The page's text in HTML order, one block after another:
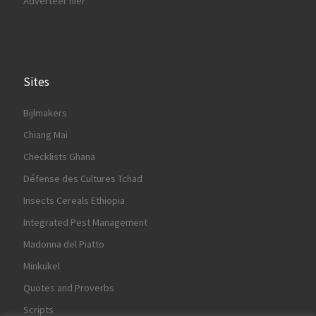
Sites
Bijlmakers
Chiang Mai
Checklists Ghana
Défense des Cultures Tchad
Insects Cereals Ethiopia
Integrated Pest Management
Madonna del Piatto
Minkukel
Quotes and Proverbs
Scripts